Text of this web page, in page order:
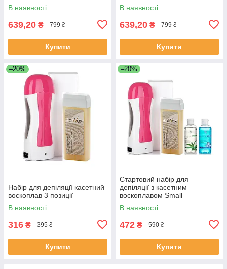
В наявності
639,20 ₴ 799 ₴
Купити
В наявності
639,20 ₴ 799 ₴
Купити
–20%
Набір для депіляції касетний
воскоплав 3 позиції
В наявності
316 ₴ 395 ₴
Купити
–20%
Стартовий набір для
депіляції з касетним
воскоплавом Small
В наявності
472 ₴ 590 ₴
Купити